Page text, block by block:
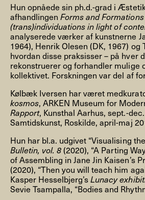
NYHEDSBREV
THORAVEJ 29, 2400 KØBENHAVN
Hun opnåede sin ph.d.-grad i
afhandlingenForms and
(trans)individuations in light of
analyserede værker af kunstnerne
1964), Henrik Olesen (DK, 1967)
hvordan disse praksisser – på hver
rekonstruerer og forhandler mulige
kollektivet. Forskningen var del af
Kølbæk Iversen har været
kosmos, ARKEN Museum for
Rapport, Kunsthal Aarhus, sept.-
Samtidskunst, Roskilde, april-maj
Hun har bl.a. udgivet “Visualising
Bulletin, vol. 8(2020), “A Parting
of Assembling in Jane Jin Kaisen’s
(2020), “Then you will teach him
Kasper Hesselbjerg’sLunacy
Sevie Tsampalla, “Bodies and